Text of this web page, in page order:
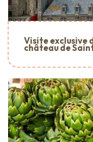
Visite exclusive
château de